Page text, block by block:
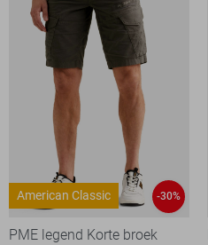
American Classic -30%
PME legend Korte broek